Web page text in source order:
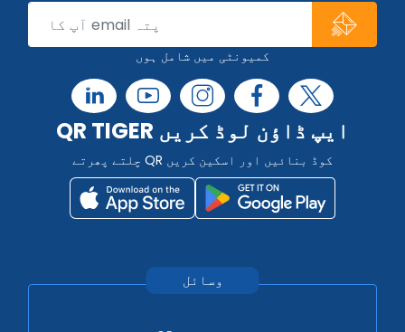
کمیونٹی میں شامل ہوں
QR TIGER ایپ ڈاؤن لوڈ کریں
چلتے پھرتے QR کوڈ بنائیں اور اسکین کریں
وسائل